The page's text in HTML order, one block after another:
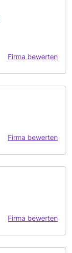
Firma bewerten
Firma bewerten
Firma bewerten